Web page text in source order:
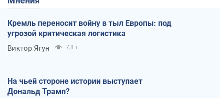
Кремль переносит войну в тыл Европы: под
угрозой критическая логистика
Виктор Ягун 7,8 т.
На чьей стороне истории выступает
Дональд Трамп?